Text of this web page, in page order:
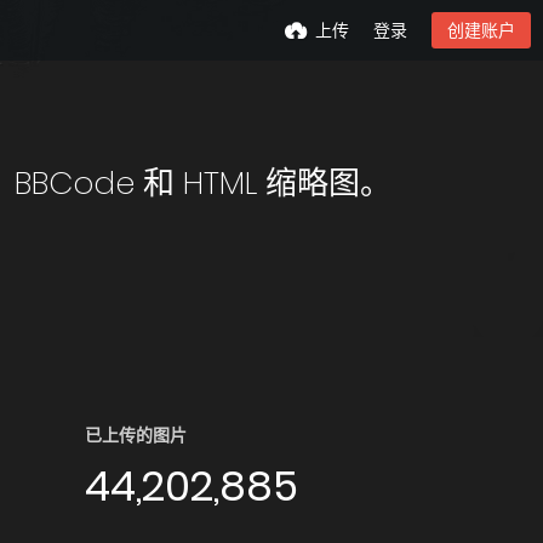
上传 登录 创建账户
和 HTML 缩略图。
已上传的图片
44,202,885